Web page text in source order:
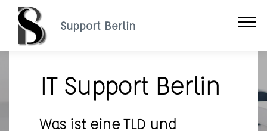
IT Support Berlin
Was ist eine TLD und
Support Berlin